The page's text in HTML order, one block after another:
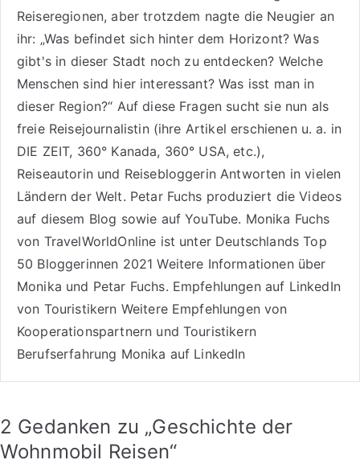
Reiseregionen, aber trotzdem nagte die Neugier an
ihr: „Was befindet sich hinter dem Horizont? Was
gibt's in dieser Stadt noch zu entdecken? Welche
Menschen sind hier interessant? Was isst man in
dieser Region?“ Auf diese Fragen sucht sie nun als
freie Reisejournalistin (ihre Artikel erschienen u. a. in
DIE ZEIT, 360° Kanada, 360° USA, etc.),
Reiseautorinund Reisebloggerin Antworten in vielen
Ländern der Welt. Petar Fuchs produziert die Videos
auf diesem Blog sowie aufYouTube. Monika Fuchs
von TravelWorldOnline ist unter Deutschlands Top
50 Bloggerinnen 2021 Weitere Informationen über
Monika und Petar Fuchs. Empfehlungen auf LinkedIn
von Touristikern Weitere Empfehlungen von
Kooperationspartnern und Touristikern
Berufserfahrung Monika auf LinkedIn
2 Gedanken zu „Geschichte der
Wohnmobil Reisen“